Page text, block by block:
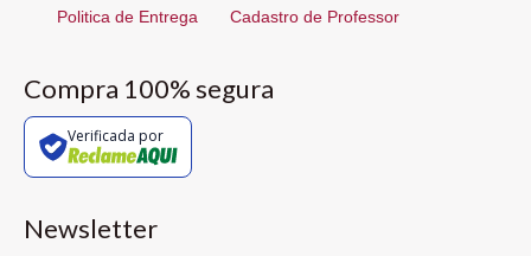
Politica de Entrega Cadastro de Professor
Compra 100% segura
Verificada por
Newsletter